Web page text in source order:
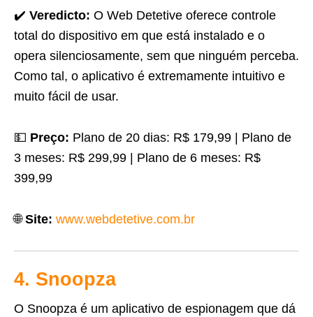
✔️ Veredicto: O Web Detetive oferece controle
total do dispositivo em que está instalado e o
opera silenciosamente, sem que ninguém perceba.
Como tal, o aplicativo é extremamente intuitivo e
muito fácil de usar.
💵 Preço: Plano de 20 dias: R$ 179,99 | Plano de
3 meses: R$ 299,99 | Plano de 6 meses: R$
399,99
🌐Site: www.webdetetive.com.br
4. Snoopza
O Snoopza é um aplicativo de espionagem que dá